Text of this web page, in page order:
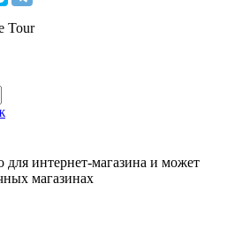
Tour
для интернет-магазина и может
магазинах